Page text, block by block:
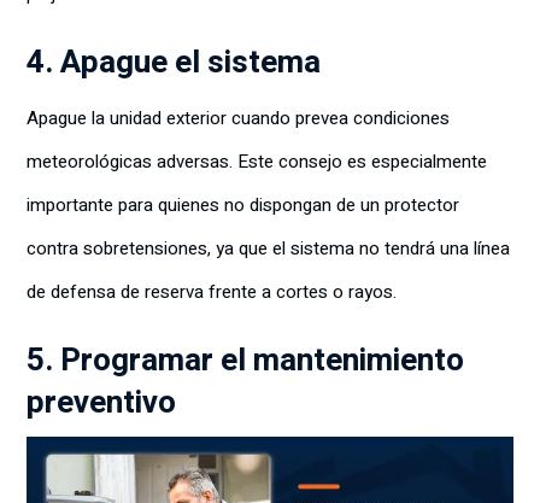
4. Apague el sistema
Apague la unidad exterior cuando prevea condiciones
meteorológicas adversas. Este consejo es especialmente
importante para quienes no dispongan de un protector
contra sobretensiones, ya que el sistema no tendrá una línea
de defensa de reserva frente a cortes o rayos.
5. Programar el mantenimiento
preventivo